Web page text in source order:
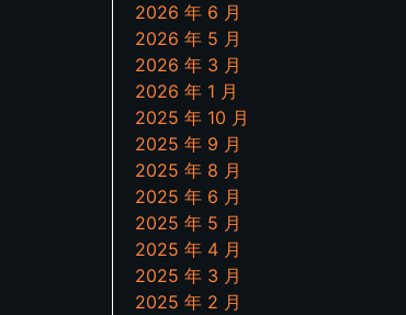
2026 年 6 月
2026 年 5 月
2026 年 3 月
2026 年 1 月
2025 年 10 月
2025 年 9 月
2025 年 8 月
2025 年 6 月
2025 年 5 月
2025 年 4 月
2025 年 3 月
2025 年 2 月